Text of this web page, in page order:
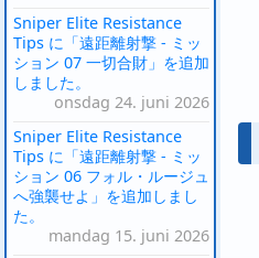
Sniper Elite Resistance
Tips に「遠距離射撃 - ミッ
ション 07 一切合財」を追加
しました。
onsdag 24. juni 2026
Sniper Elite Resistance
Tips に「遠距離射撃 - ミッ
ション 06 フォル・ルージュ
へ強襲せよ」を追加しまし
た。
mandag 15. juni 2026